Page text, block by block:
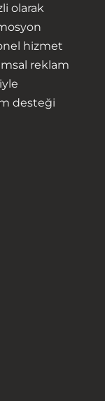
olarak
hizmet
reklam
desteği